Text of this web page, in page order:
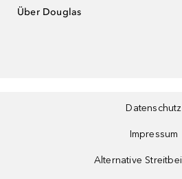
Über Douglas
Datenschutz
Impressum
Alternative